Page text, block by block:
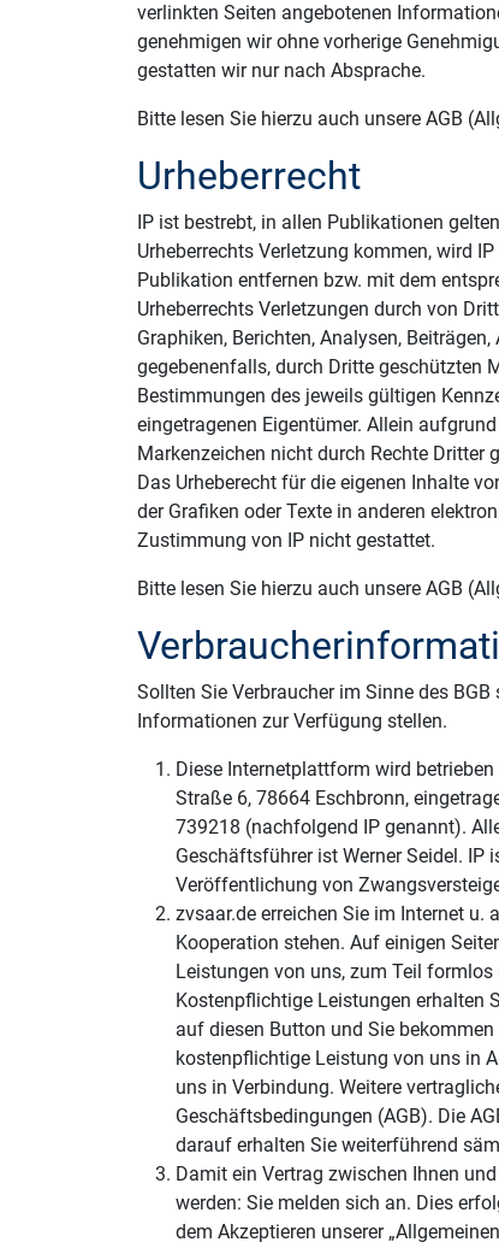
verlinkten Seiten angebotenen
genehmigen wir ohne vorherige
gestatten wir nur nach Absprache.
Bitte lesen Sie hierzu auch unsere AGB
Urheberrecht
IP ist bestrebt, in allen Publikationen
Urheberrechts Verletzung kommen, wird
Publikation entfernen bzw. mit dem
Urheberrechts Verletzungen durch von
Graphiken, Berichten, Analysen,
gegebenenfalls, durch Dritte geschützten
Bestimmungen des jeweils gültigen
eingetragenen Eigentümer. Allein
Markenzeichen nicht durch Rechte Dritter
Das Urheberecht für die eigenen Inhalte
der Grafiken oder Texte in anderen
Zustimmung von IP nicht gestattet.
Bitte lesen Sie hierzu auch unsere AGB
Sollten Sie Verbraucher im Sinne des
Informationen zur Verfügung stellen.
Diese Internetplattform wird
Straße 6, 78664 Eschbronn,
739218 (nachfolgend IP genannt).
Geschäftsführer ist Werner Seidel.
Veröffentlichung von
zvsaar.de erreichen Sie im Internet u.
Kooperation stehen. Auf einigen
Leistungen von uns, zum Teil
Kostenpflichtige Leistungen erhalten
auf diesen Button und Sie
kostenpflichtige Leistung von uns in
uns in Verbindung. Weitere
Geschäftsbedingungen (AGB). Die
darauf erhalten Sie weiterführend
Damit ein Vertrag zwischen Ihnen
werden: Sie melden sich an. Dies
dem Akzeptieren unserer